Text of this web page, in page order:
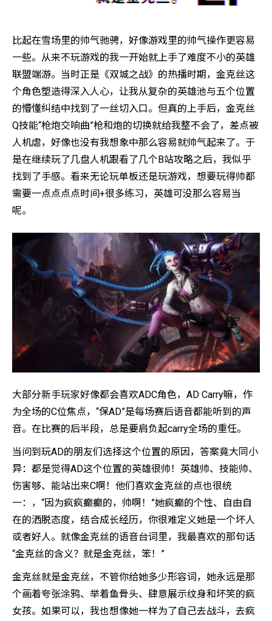
比起在雪场里的帅气驰骋，好像游戏里的帅气操作更容易
一些。从来不玩游戏的我一开始就上手了难度不小的英雄
联盟端游。当时正是《双城之战》的热播时期，金克丝这
个角色塑造得深入人心，让我从复杂的英雄池与五个位置
的懵懂纠结中找到了一丝切入口。但真的上手后，金克丝
Q技能“枪炮交响曲”枪和炮的切换就给我整不会了，差点被
人机虐，好像也没有我想象中那么容易就帅气起来了。于
是在继续玩了几盘人机跟看了几个B站攻略之后，我似乎
找到了手感。看来无论玩单板还是玩游戏，想要玩得帅都
需要一点点点点时间+很多练习，英雄可没那么容易当
呢。
大部分新手玩家好像都会喜欢ADC角色，AD Carry嘛，作
为全场的C位焦点，“保AD”是每场赛后语音都能听到的声
音。在比赛的后半段，总是要肩负起carry全场的重任。
当问到玩AD的朋友们选择这个位置的原因，答案竟大同小
异：都是觉得AD这个位置的英雄很帅！英雄帅、技能帅、
伤害够、能站出来C啊！他们喜欢金克丝的点也很统
一：，“因为疯疯癫癫的，帅啊！”她疯癫的个性、自由自
在的洒脱态度，结合成长经历，你很难定义她是一个坏人
或者好人。就像金克丝的语音台词里，我最喜欢的那句话
“金克丝的含义？就是金克丝，笨！”
金克丝就是金克丝，不管你给她多少形容词，她永远是那
个画着夸张涂鸦、举着鱼骨头、肆意展示纹身和坏笑的疯
女孩。如果可以，我也想像她一样为了自己去战斗，去疯